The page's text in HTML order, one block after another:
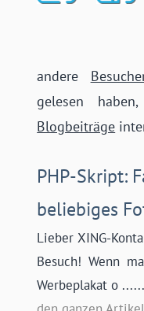
andere
gelesen
Blogbeiträge
PHP-Skript:
beliebiges
Lieber XING-
Besuch! Wenn
Werbeplakat o ......